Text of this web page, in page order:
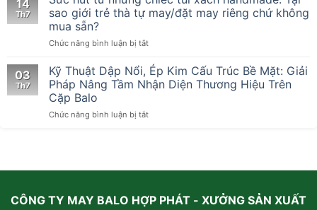
Sốc
Tại
May
Cặp
Laptop
Nghiệp
14
Th7
sao giới trẻ thà tự may/đặt may riêng chứ không
mua sẵn?
Chức năng bình luận bị tắtở
hút
từ
những
túi
thà
03
Th7
Kỹ Thuật Dập Nổi, Ép Kim Cấu Trúc Bề Mặt: Giải
Pháp Nâng Tầm Nhận Diện Thương Hiệu Trên
Cặp Balo
Chức năng bình luận bị tắtở
Cấu
CÔNG TY MAY BALO HỢP PHÁT - XƯỞNG SẢN XUẤT